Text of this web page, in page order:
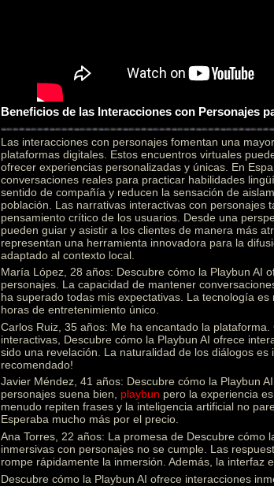
Beneficios de las Interacciones con Personajes
Las interacciones con personajes fomentan una
plataformas digitales. Estos encuentros virtuales
ofrecer experiencias personalizadas y únicas. En
conversaciones reales para practicar habilidades
sentido de compañía y reducen la sensación de
población. Las narrativas interactivas con personajes
pensamiento crítico de los usuarios. Desde una
pueden guiar y asistir a los clientes de manera más
representan una herramienta innovadora para la
adaptado al contexto local.
María López, 28 años: Descubre cómo la Playbun AI
personajes. La capacidad de mantener
ha superado todas mis expectativas. La tecnología
horas de entretenimiento único.
Carlos Ruiz, 35 años: Me ha encantado la
interactivas, Descubre cómo la Playbun AI ofrece
sido una revelación. La naturalidad de los diálogos es
recomendado!
Javier Méndez, 41 años: Descubre cómo la Playbun
personajes suena bien, playbun pero la experiencia
menudo repiten frases y la inteligencia artificial no
Esperaba mucho más por el precio.
Ana Torres, 22 años: La promesa de Descubre cómo
inmersivas con personajes no se cumple. Las
rompe rápidamente la inmersión. Además, la interfaz
Descubre cómo la Playbun AI ofrece interacciones